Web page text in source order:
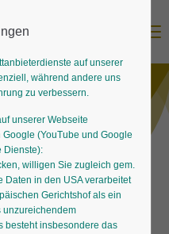
auf unserer
während andere uns
zu verbessern.
unserer Webseite
(YouTube und Google
Dienste):
willigen Sie zugleich gem.
Daten in den USA verarbeitet
Gerichtshof als ein
unzureichendem
besteht insbesondere das